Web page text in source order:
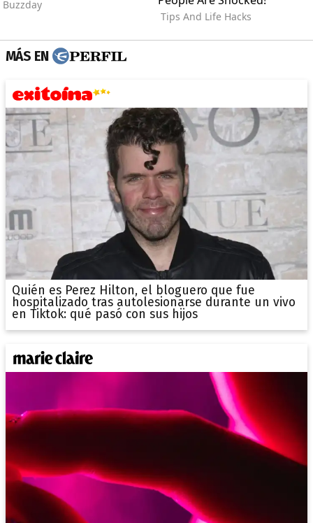
MÁS EN
Quién es Perez Hilton, el bloguero que fue
hospitalizado tras autolesionarse durante un vivo
en Tiktok: qué pasó con sus hijos